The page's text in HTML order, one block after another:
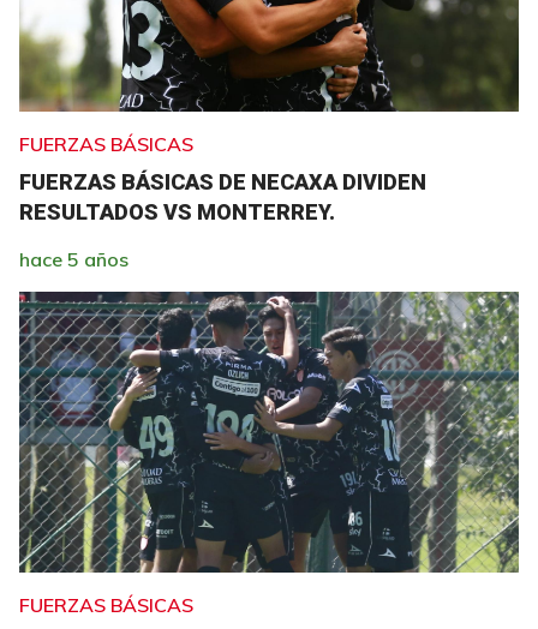
FUERZAS BÁSICAS
FUERZAS BÁSICAS DE NECAXA DIVIDEN
RESULTADOS VS MONTERREY.
hace 5 años
FUERZAS BÁSICAS